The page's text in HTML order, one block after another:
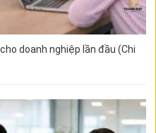
doanh nghiệp lần đầu (Chi